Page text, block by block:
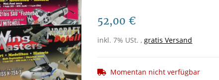
52,00 €
inkl. 7% USt. ,gratis Versand
Momentan nicht verfügbar